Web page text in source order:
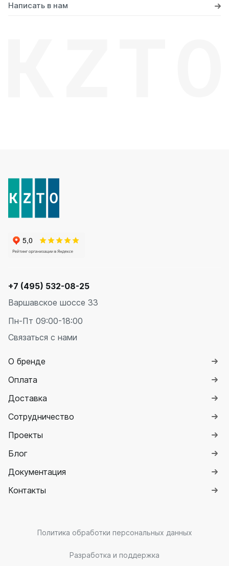
Написать в нам
+7 (495) 532-08-25
Варшавское шоссе 33
Пн-Пт 09:00-18:00
Связаться с нами
О бренде
Оплата
Доставка
Сотрудничество
Проекты
Блог
Документация
Контакты
Политика обработки персональных данных
Разработка и поддержка